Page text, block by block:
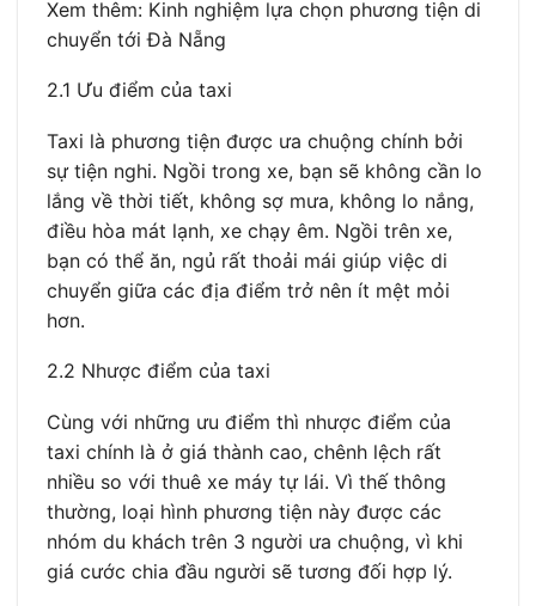
Xem thêm: Kinh nghiệm lựa chọn phương tiện di
chuyển tới Đà Nẵng
2.1 Ưu điểm của taxi
Taxi là phương tiện được ưa chuộng chính bởi
sự tiện nghi. Ngồi trong xe, bạn sẽ không cần lo
lắng về thời tiết, không sợ mưa, không lo nắng,
điều hòa mát lạnh, xe chạy êm. Ngồi trên xe,
bạn có thể ăn, ngủ rất thoải mái giúp việc di
chuyển giữa các địa điểm trở nên ít mệt mỏi
hơn.
2.2 Nhược điểm của taxi
Cùng với những ưu điểm thì nhược điểm của
taxi chính là ở giá thành cao, chênh lệch rất
nhiều so với thuê xe máy tự lái. Vì thế thông
thường, loại hình phương tiện này được các
nhóm du khách trên 3 người ưa chuộng, vì khi
giá cước chia đầu người sẽ tương đối hợp lý.